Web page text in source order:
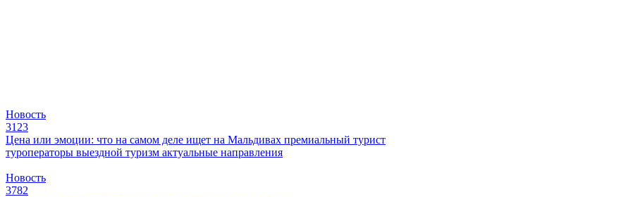
Новость
3123
Цена или эмоции: что на самом деле ищет на Мальдивах премиальный турист
туроператоры выездной туризм актуальные направления
Новость
3782